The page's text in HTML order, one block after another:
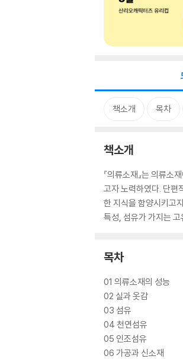
책소개 목차
책소개
『의류소재』는 의류
고자 노력하였다. 단편
한 지식을 함양시키고
특성, 섬유가 가지는
목차
01 의류소재의 성능
02 실과 옷감
03 섬유
04 천연섬유
05 인조섬유
06 가공과 신소재